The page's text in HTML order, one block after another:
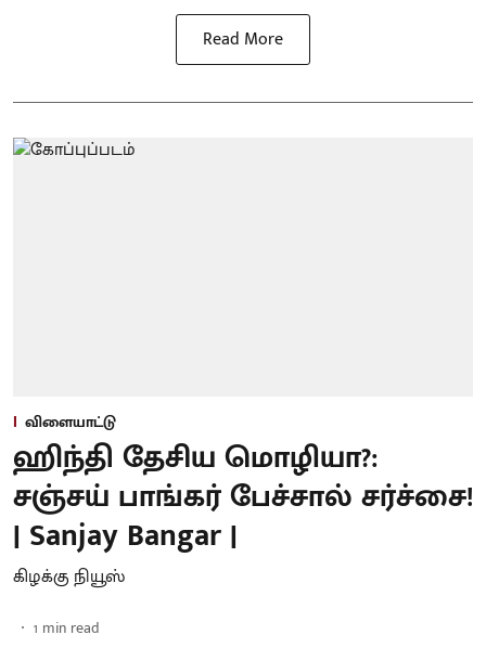
Read More
விளையாட்டு
ஹிந்தி தேசிய மொழியா?:
சஞ்சய் பாங்கர் பேச்சால் சர்ச்சை!
| Sanjay Bangar |
கிழக்கு நியூஸ்
1 min read